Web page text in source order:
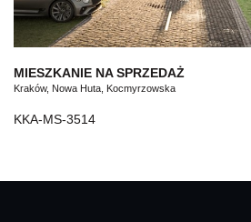
MIESZKANIE NA SPRZEDAŻ
Kraków, Nowa Huta, Kocmyrzowska
KKA-MS-3514